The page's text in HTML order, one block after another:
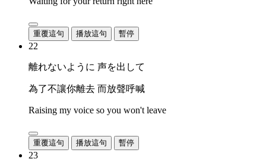
重覆這句 播放這句 暫停
22
離れないように 声を出して
為了不讓你離去 而放聲呼喊
Raising my voice so you won't leave
重覆這句 播放這句 暫停
23